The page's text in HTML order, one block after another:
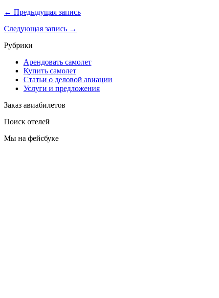
← Предыдущая запись
Следующая запись →
Рубрики
Арендовать самолет
Купить самолет
Статьи о деловой авиации
Услуги и предложения
Заказ авиабилетов
Поиск отелей
Мы на фейсбуке